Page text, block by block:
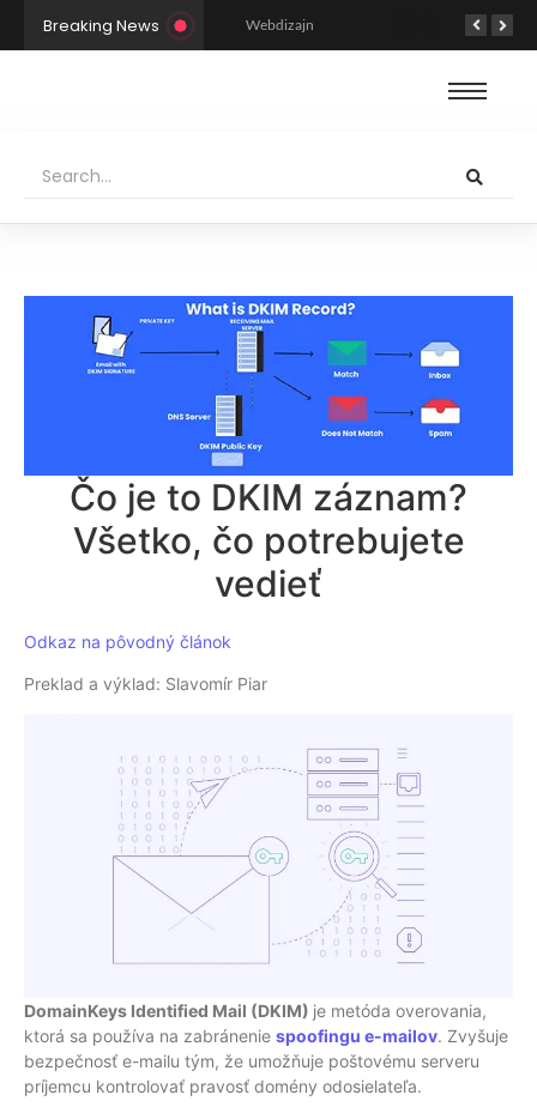
Breaking News Webdizajn
Čo je to DKIM záznam?
Všetko, čo potrebujete
vedieť
Odkaz na pôvodný článok
Preklad a výklad: Slavomír Piar
DomainKeys Identified Mail (DKIM) je metóda overovania,
ktorá sa používa na zabránenie spoofingu e-mailov. Zvyšuje
bezpečnosť e-mailu tým, že umožňuje poštovému serveru
príjemcu kontrolovať pravosť domény odosielateľa.